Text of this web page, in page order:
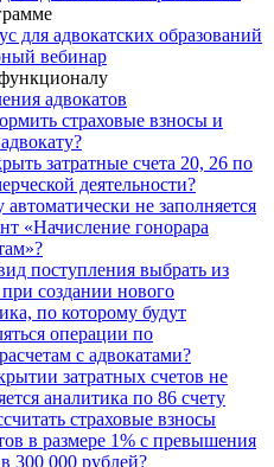
для адвокатских образований
вебинар
адвокатов
страховые взносы и
затратные счета 20, 26 по
деятельности?
не заполняется
«Начисление гонорара
поступления выбрать из
создании нового
по которому будут
операции по
с адвокатами?
затратных счетов не
аналитика по 86 счету
страховые взносы
в размере 1% с превышения
300 000 рублей?